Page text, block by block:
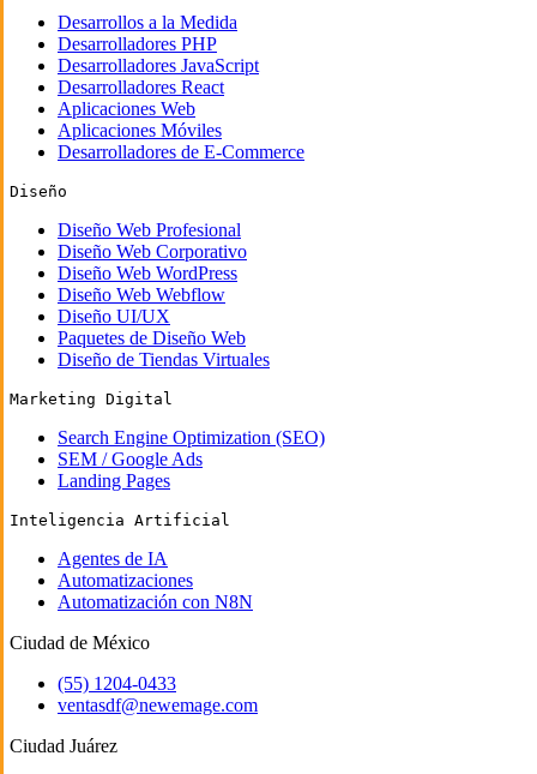
Desarrollos a la Medida
Desarrolladores PHP
Desarrolladores JavaScript
Desarrolladores React
Aplicaciones Web
Aplicaciones Móviles
Desarrolladores de E-Commerce
Diseño
Diseño Web Profesional
Diseño Web Corporativo
Diseño Web WordPress
Diseño Web Webflow
Diseño UI/UX
Paquetes de Diseño Web
Diseño de Tiendas Virtuales
Marketing Digital
Search Engine Optimization (SEO)
SEM / Google Ads
Landing Pages
Inteligencia Artificial
Agentes de IA
Automatizaciones
Automatización con N8N
Ciudad de México
(55) 1204-0433
ventasdf@newemage.com
Ciudad Juárez